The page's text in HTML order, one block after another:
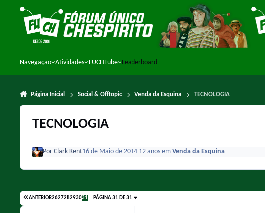
Ir para conteúdo
Navegação Atividades FUCHTube Leaderboard
Página Inicial Social & Offtopic Venda da Esquina TECNOLOGIA
TECNOLOGIA
Por Clark Kent16 de Maio de 2014 12 anos em Venda da Esquina
ANTERIOR262728293031 PÁGINA 31 DE 31